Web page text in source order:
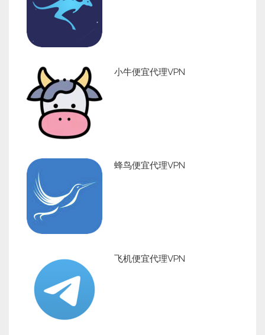
小牛便宜代理VPN
蜂鸟便宜代理VPN
飞机便宜代理VPN